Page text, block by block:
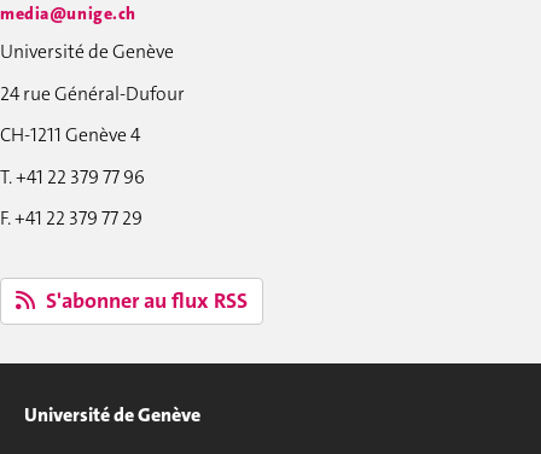
media@unige.ch
Université de Genève
24 rue Général-Dufour
CH-1211 Genève 4
T. +41 22 379 77 96
F. +41 22 379 77 29
S'abonner au flux RSS
Université de Genève